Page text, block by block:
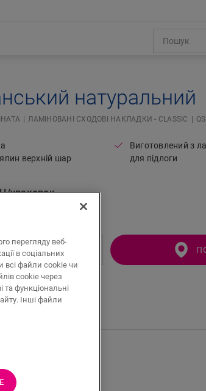
натуральний
ЛАМІНОВАНІ СХОДОВІ НАКЛАДКИ - CLASSIC
верхній шар
Виготовлений з
для підлоги
упаковок
перегляду веб-
в соціальних
всі файли cookie чи
cookie через
та функціональні
Інші файли